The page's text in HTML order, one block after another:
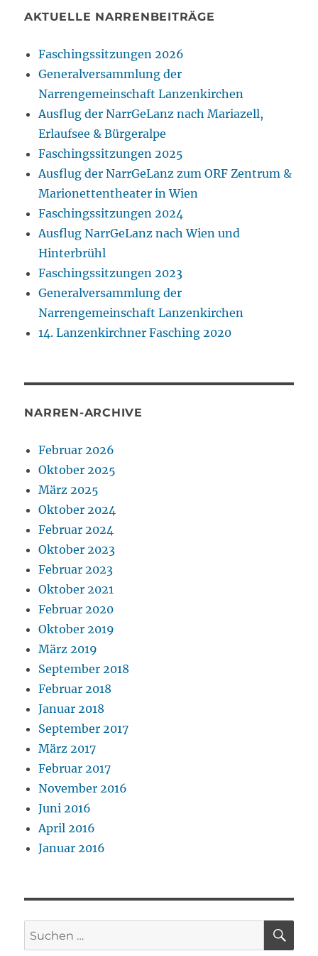
AKTUELLE NARRENBEITRÄGE
Faschingssitzungen 2026
Generalversammlung der
Narrengemeinschaft Lanzenkirchen
Ausflug der NarrGeLanz nach Mariazell,
Erlaufsee & Bürgeralpe
Faschingssitzungen 2025
Ausflug der NarrGeLanz zum ORF Zentrum &
Marionettentheater in Wien
Faschingssitzungen 2024
Ausflug NarrGeLanz nach Wien und
Hinterbrühl
Faschingssitzungen 2023
Generalversammlung der
Narrengemeinschaft Lanzenkirchen
14. Lanzenkirchner Fasching 2020
NARREN-ARCHIVE
Februar 2026
Oktober 2025
März 2025
Oktober 2024
Februar 2024
Oktober 2023
Februar 2023
Oktober 2021
Februar 2020
Oktober 2019
März 2019
September 2018
Februar 2018
Januar 2018
September 2017
März 2017
Februar 2017
November 2016
Juni 2016
April 2016
Januar 2016
Suchen
nach: